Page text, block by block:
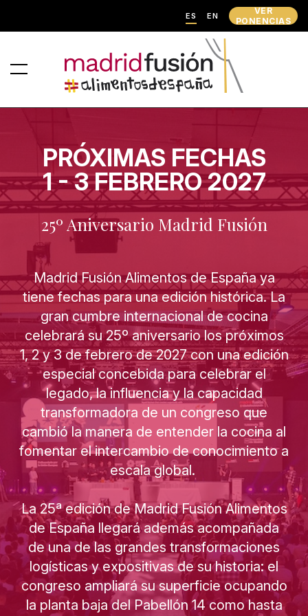
ES EN
VER
PONENCIAS
PRÓXIMAS FECHAS
1 - 3 FEBRERO 2027
25º Aniversario Madrid Fusión
Madrid Fusión Alimentos de España ya
tiene fechas para una edición histórica. La
gran cumbre internacional de cocina
celebrará su 25º aniversario los próximos
1, 2 y 3 de febrero de 2027 con una edición
especial concebida para celebrar el
legado, la influencia y la capacidad
transformadora de un congreso que
cambió la manera de entender la cocina al
fomentar el intercambio de conocimiento a
escala global.
La 25ª edición de Madrid Fusión Alimentos
de España llegará además acompañada
de una de las grandes transformaciones
logísticas y expositivas de su historia: el
congreso ampliará su superficie ocupando
la planta baja del Pabellón 14 como hasta